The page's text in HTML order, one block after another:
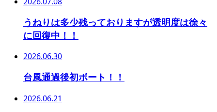
うねりは多少残っておりますが透明度は徐々
に回復中！！
2026.06.30
台風通過後初ボート！！
2026.06.21